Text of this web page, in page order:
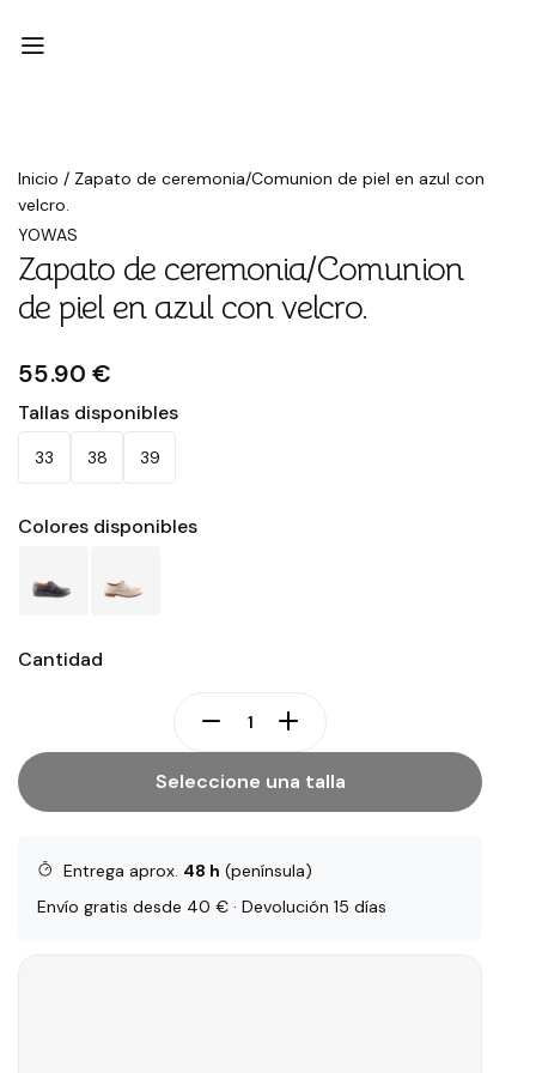
Inicio / Zapato de ceremonia/Comunion de piel en azul con
velcro.
YOWAS
Zapato de ceremonia/Comunion
de piel en azul con velcro.
55.90 €
Tallas disponibles
33 38 39
Colores disponibles
Cantidad
Seleccione una talla
Entrega aprox. 48 h (península)
Envío gratis desde 40 € · Devolución 15 días